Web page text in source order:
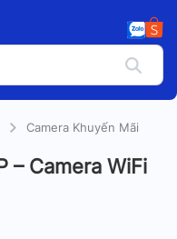
Camera Khuyến Mãi
– Camera WiFi